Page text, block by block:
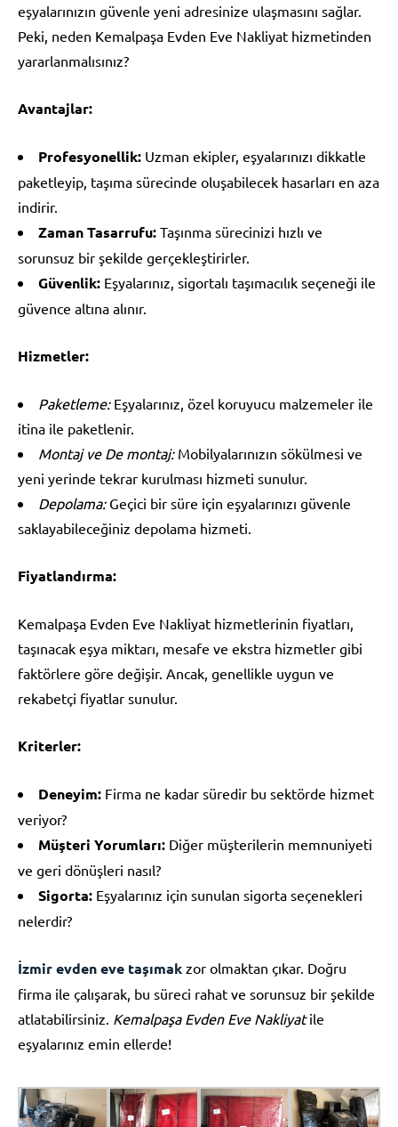
eşyalarınızın güvenle yeni adresinize ulaşmasını sağlar.
Peki, neden Kemalpaşa Evden Eve Nakliyat hizmetinden
yararlanmalısınız?
Avantajlar:
Profesyonellik: Uzman ekipler, eşyalarınızı dikkatle
paketleyip, taşıma sürecinde oluşabilecek hasarları en aza
indirir.
Zaman Tasarrufu: Taşınma sürecinizi hızlı ve
sorunsuz bir şekilde gerçekleştirirler.
Güvenlik: Eşyalarınız, sigortalı taşımacılık seçeneği ile
güvence altına alınır.
Hizmetler:
Paketleme:Eşyalarınız, özel koruyucu malzemeler ile
itina ile paketlenir.
Montaj ve De montaj:Mobilyalarınızın sökülmesi ve
yeni yerinde tekrar kurulması hizmeti sunulur.
Depolama:Geçici bir süre için eşyalarınızı güvenle
saklayabileceğiniz depolama hizmeti.
Fiyatlandırma:
Kemalpaşa Evden Eve Nakliyat hizmetlerinin fiyatları,
taşınacak eşya miktarı, mesafe ve ekstra hizmetler gibi
faktörlere göre değişir. Ancak, genellikle uygun ve
rekabetçi fiyatlar sunulur.
Kriterler:
Deneyim: Firma ne kadar süredir bu sektörde hizmet
veriyor?
Müşteri Yorumları: Diğer müşterilerin memnuniyeti
ve geri dönüşleri nasıl?
Sigorta: Eşyalarınız için sunulan sigorta seçenekleri
nelerdir?
İzmir evden eve taşımak zor olmaktan çıkar. Doğru
firma ile çalışarak, bu süreci rahat ve sorunsuz bir şekilde
atlatabilirsiniz. Kemalpaşa Evden Eve Nakliyatile
eşyalarınız emin ellerde!